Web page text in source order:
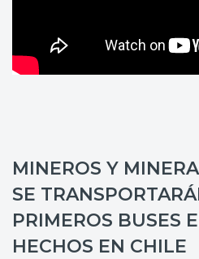
MINEROS Y
SE
PRIMEROS BUSES
HECHOS EN CHILE